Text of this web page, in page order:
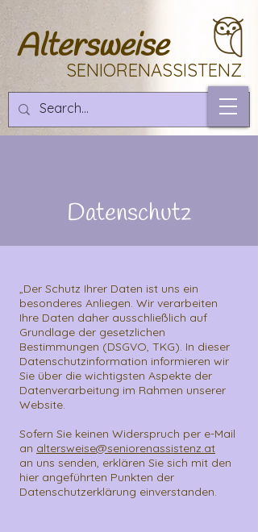
Altersweise
SENIORENASSISTENZ
Datenschutz
„Der Schutz Ihrer Daten ist uns ein
besonderes Anliegen. Wir verarbeiten
Ihre Daten daher ausschließlich auf
Grundlage der gesetzlichen
Bestimmungen (DSGVO, TKG). In dieser
Datenschutzinformation informieren wir
Sie über die wichtigsten Aspekte der
Datenverarbeitung im Rahmen unserer
Website.
Sofern Sie keinen Widerspruch per e-Mail
an altersweise@seniorenassistenz.at
an uns senden, erklären Sie sich mit den
hier angeführten Punkten der
Datenschutzerklärung einverstanden.